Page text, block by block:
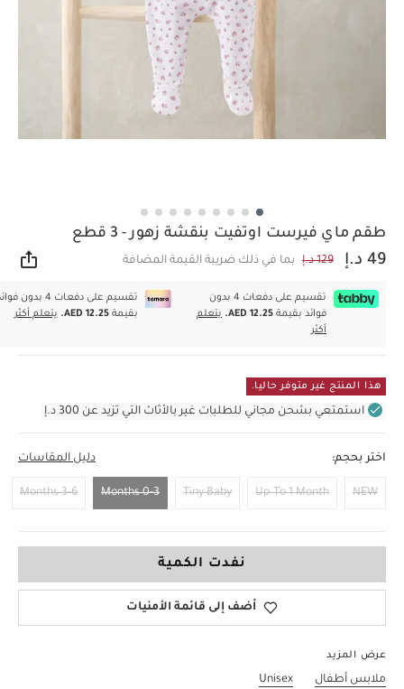
طقم ماي فيرست اوتفيت بنقشة زهور - 3 قطع
49 د.إ 129 د.إ بما في ذلك ضريبة القيمة المضافة
تقسيم على دفعات 4 بدون
فوائد بقيمة AED 12.25.
يتعلم
أكثر
تقسيم على دفعات 4 بدون
بقيمةAED 12.25. يتعلم أكثر
هذا المنتج غير متوفر حاليا.
استمتعي بشحن مجاني للطلبات غير بالأثاث التي تزيد عن 300 د.إ
اختر بحجم: دليل المقاسات
NEW
Up To 1 Month
Tiny Baby
0-3 Months
3-6 Months
نفدت الكمية
أضف إلى قائمة الأمنيات
عرض المزيد
ملابس أطفال
Unisex